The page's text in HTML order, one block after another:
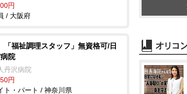
円
/ 大阪府
「福祉調理スタッフ」無資格可/日
院
丹沢病院
円
ト・パート / 神奈川県